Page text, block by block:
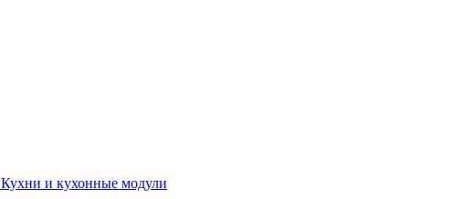
Кухни и кухонные модули